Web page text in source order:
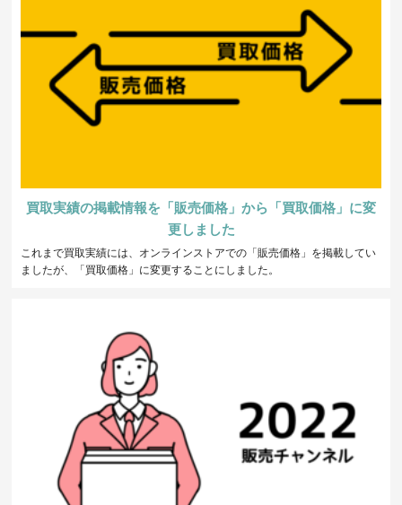
買取実績の掲載情報を「販売価格」から「買取価格」に変
更しました
これまで買取実績には、オンラインストアでの「販売価格」を掲載してい
ましたが、「買取価格」に変更することにしました。